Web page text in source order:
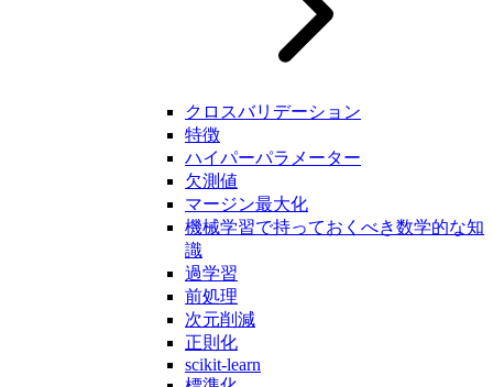
クロスバリデーション
特徴
ハイパーパラメーター
欠測値
マージン最大化
機械学習で持っておくべき数学的な知
識
過学習
前処理
次元削減
正則化
scikit-learn